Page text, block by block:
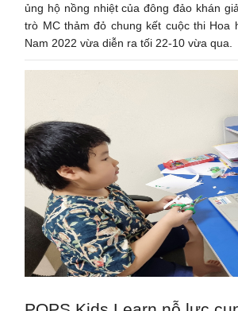
ủng hộ nồng nhiệt của đông đảo khán
trò MC thảm đỏ chung kết cuộc thi Hoa
Nam 2022 vừa diễn ra tối 22-10 vừa qua.